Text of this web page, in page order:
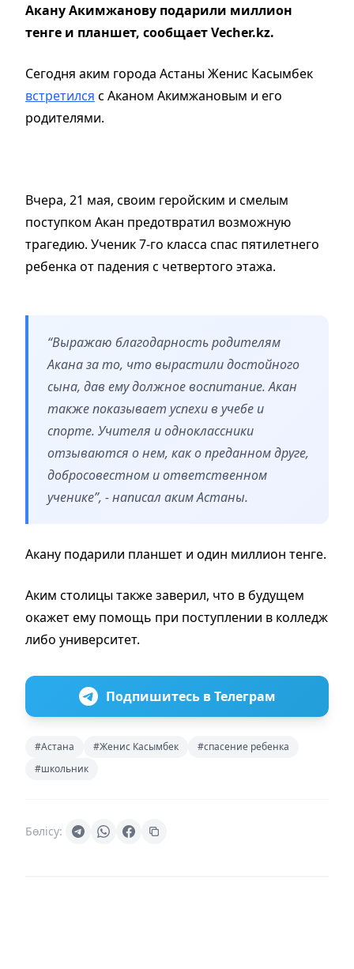
Акану Акимжанову подарили миллион
тенге и планшет, сообщает Vecher.kz.
Сегодня аким города Астаны Женис Касымбек
встретился с Аканом Акимжановым и его
родителями.
Вчера, 21 мая, своим геройским и смелым
поступком Акан предотвратил возможную
трагедию. Ученик 7-го класса спас пятилетнего
ребенка от падения с четвертого этажа.
“Выражаю благодарность родителям
Акана за то, что вырастили достойного
сына, дав ему должное воспитание. Акан
также показывает успехи в учебе и
спорте. Учителя и одноклассники
отзываются о нем, как о преданном друге,
добросовестном и ответственном
ученике”, - написал аким Астаны.
Акану подарили планшет и один миллион тенге.
Аким столицы также заверил, что в будущем
окажет ему помощь при поступлении в колледж
либо университет.
Подпишитесь в Телеграм
#Астана #Женис Касымбек
#спасение ребенка
#школьник
Бөлісу: